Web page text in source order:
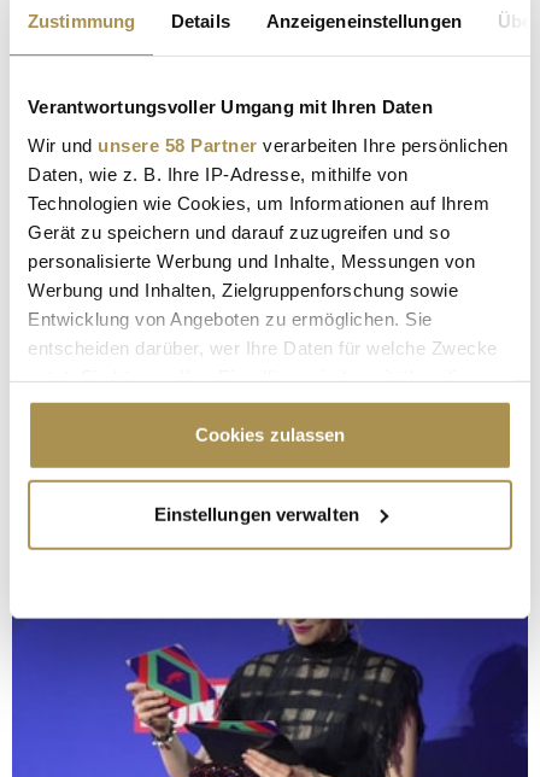
Zustimmung Details Anzeigeneinstellungen
Verantwortungsvoller Umgang mit Ihren Daten
Wir und unsere 58 Partner verarbeiten Ihre persönlichen
Daten, wie z. B. Ihre IP-Adresse, mithilfe von
Technologien wie Cookies, um Informationen auf Ihrem
Gerät zu speichern und darauf zuzugreifen und so
personalisierte Werbung und Inhalte, Messungen von
Werbung und Inhalten, Zielgruppenforschung sowie
Entwicklung von Angeboten zu ermöglichen. Sie
entscheiden darüber, wer Ihre Daten für welche Zwecke
Cookie-Erklärung oder durch Klicken auf das Privacy
Trigger Symbol ändern oder widerrufen
Informationen über Ihre geografische Lage
erfassen, welche bis auf einige Meter genau sein
bestimmten Merkmalen (Fingerprinting) identifizieren
Erfahren Sie mehr darüber, wie Ihre persönlichen Daten
verarbeitet werden, und legen Sie Ihre Präferenzen im
Abschnitt Einzelheitenfest.
Cookies zulassen
Einstellungen verwalten